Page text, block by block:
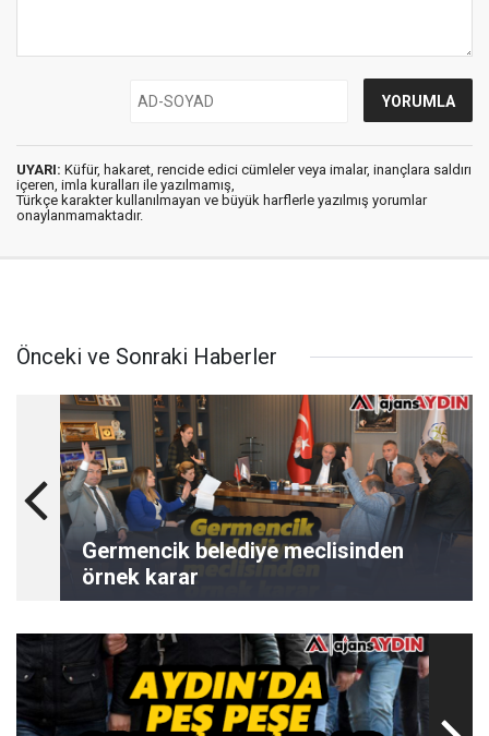
UYARI: Küfür, hakaret, rencide edici cümleler veya imalar, inançlara saldırı
içeren, imla kuralları ile yazılmamış,
Türkçe karakter kullanılmayan ve büyük harflerle yazılmış yorumlar
onaylanmamaktadır.
Önceki ve Sonraki Haberler
Germencik belediye meclisinden
örnek karar